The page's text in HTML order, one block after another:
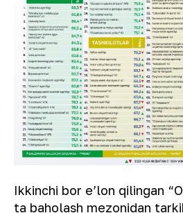
Ikkinchi bor eʼlon qilingan
ta baholash mezonidan